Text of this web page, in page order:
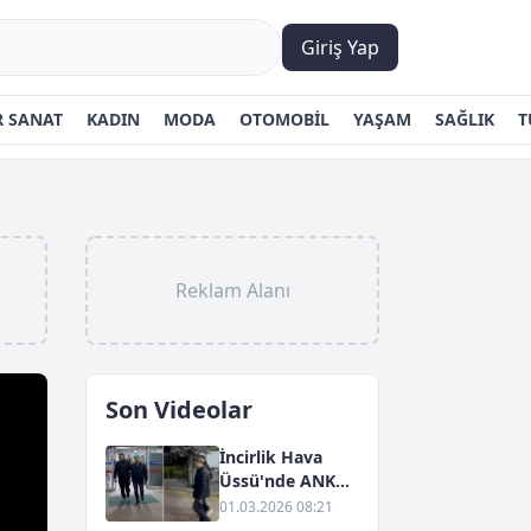
Giriş Yap
SANAT KADIN MODA OTOMOBİL YAŞAM SAĞLIK
Reklam Alanı
Son Videolar
İncirlik Hava
Üssü'nde ANKA
Yayıncılığına
01.03.2026 08:21